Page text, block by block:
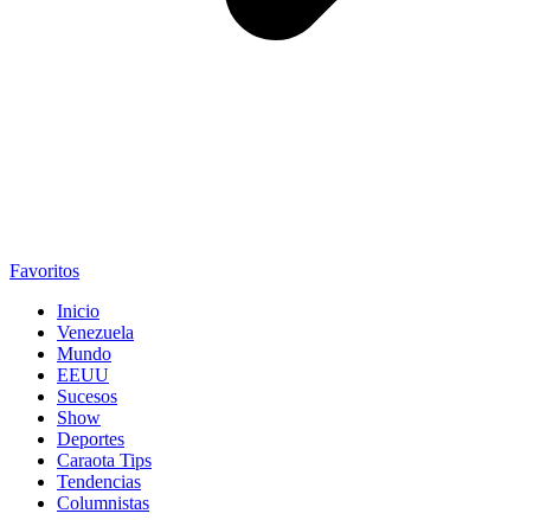
Favoritos
Inicio
Venezuela
Mundo
EEUU
Sucesos
Show
Deportes
Caraota Tips
Tendencias
Columnistas